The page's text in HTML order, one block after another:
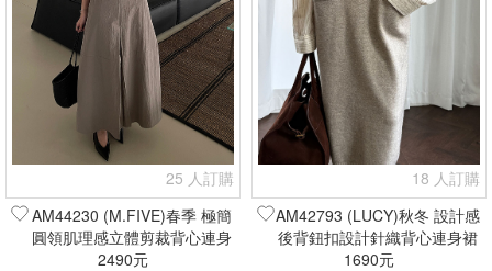
25 人訂購
AM44230 (M.FIVE)春季 極簡
圓領肌理感立體剪裁背心連身
裙(現貨+預購)
2490元
18 人訂購
AM42793 (LUCY)秋冬 設計感
後背鈕扣設計針織背心連身裙
(現貨+預購)
1690元